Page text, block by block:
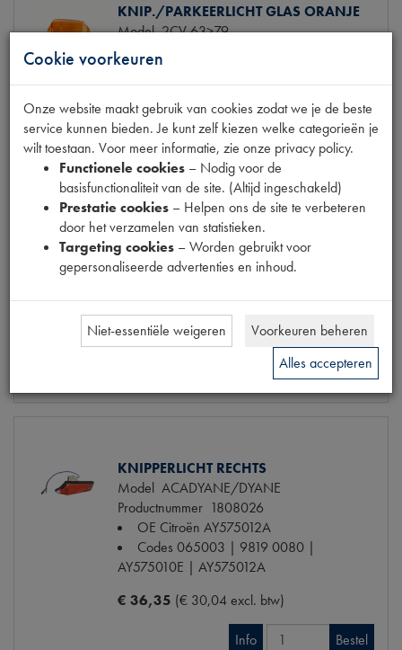
KNIP./PARKEERLICHT GLAS ORANJE
Model2CV 63>79
Maten
€ 23,68(€ 19,57 excl. btw)
Info
Niet op voorraad
Mail ons
KNIP./PARKEERLICHT ORANJE CPL
Model 2CV 63>79
Maten[PW2]
€ 30,31(€ 25,05 excl. btw)
Bestel
KNIPPERLICHT RECHTS
Model ACADYANE/DYANE
Productnummer 1808026
OE Citroën AY575012A
Codes 065003 | 9819 0080 |
AY575010E | AY575012A
€ 36,35 (€ 30,04 excl. btw)
Info Bestel
Cookie voorkeuren
Onze website maakt gebruik van cookies zodat we je de beste
service kunnen bieden. Je kunt zelf kiezen welke categorieën je
wilt toestaan. Voor meer informatie, zie onze privacy policy.
Functionele cookies – Nodig voor de
basisfunctionaliteit van de site. (Altijd ingeschakeld)
Prestatie cookies – Helpen ons de site te verbeteren
door het verzamelen van statistieken.
Targeting cookies – Worden gebruikt voor
gepersonaliseerde advertenties en inhoud.
Niet-essentiële weigeren
Voorkeuren beheren
Alles accepteren